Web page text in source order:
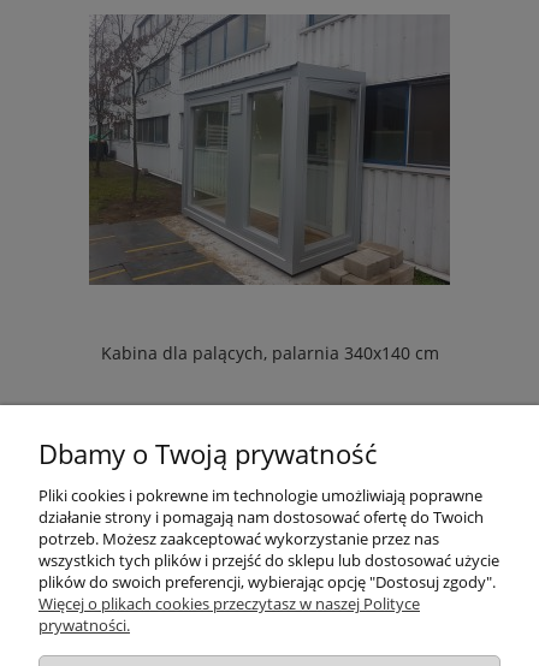
Kabina dla palących, palarnia 340x140 cm
zapytaj o cenę
Pomoc
Dbamy o Twoją prywatność
Pliki cookies i pokrewne im technologie umożliwiają poprawne
działanie strony i pomagają nam dostosować ofertę do Twoich
potrzeb. Możesz zaakceptować wykorzystanie przez nas
wszystkich tych plików i przejść do sklepu lub dostosować użycie
plików do swoich preferencji, wybierając opcję "Dostosuj zgody".
Więcej o plikach cookies przeczytasz w naszej Polityce
prywatności.